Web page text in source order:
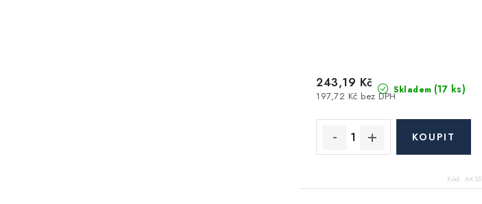
Skladem (17 ks)
197,72 Kč bez DPH
243,19 Kč
Kód: AKS5